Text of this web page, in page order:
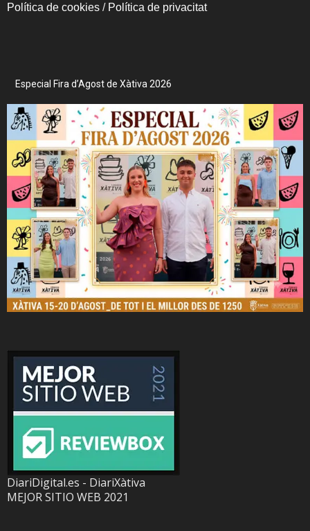
Política de cookies / Política de privacitat
Especial Fira d’Agost de Xàtiva 2026
DiariDigital.es - DiariXàtiva
MEJOR SITIO WEB 2021